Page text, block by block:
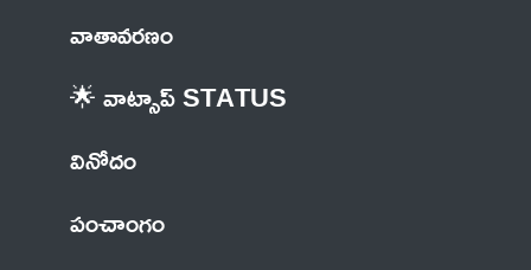
వాతావరణం
🌟 వాట్సాప్ STATUS
వినోదం
పంచాంగం